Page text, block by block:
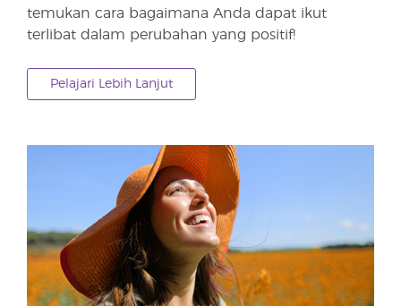
temukan cara bagaimana Anda dapat ikut
terlibat dalam perubahan yang positif!
Pelajari Lebih Lanjut